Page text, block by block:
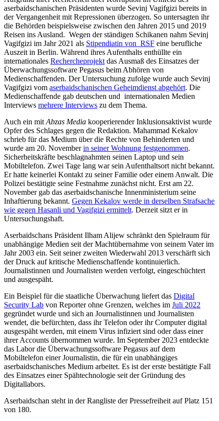
aserbaidschanischen Präsidenten wurde Sevinj Vagifgizi bereits in
der Vergangenheit mit Repressionen überzogen. So untersagten ihr
die Behörden beispielsweise zwischen den Jahren 2015 und 2019
Reisen ins Ausland. Wegen der ständigen Schikanen nahm Sevinj
Vagifgizi im Jahr 2021 als Stipendiatin von RSF eine berufliche
Auszeit in Berlin. Während ihres Aufenthalts enthüllte ein
internationales Rechercheprojekt das Ausmaß des Einsatzes der
Überwachungssoftware Pegasus beim Abhören von
Medienschaffenden. Der Untersuchung zufolge wurde auch Sevinj
Vagifgizi vom aserbaidschanischen Geheimdienst abgehört. Die
Medienschaffende gab deutschen und internationalen Medien
Interviews mehrere Interviews zu dem Thema.
Auch ein mit Abzas Media kooperierender Inklusionsaktivist wurde
Opfer des Schlages gegen die Redaktion. Mahammad Kekalov
schrieb für das Medium über die Rechte von Behinderten und
wurde am 20. Novemberin seiner Wohnung festgenommen.
Sicherheitskräfte beschlagnahmten seinen Laptop und sein
Mobiltelefon. Zwei Tage lang war sein Aufenthaltsort nicht bekannt.
Er hatte keinerlei Kontakt zu seiner Familie oder einem Anwalt. Die
Polizei bestätigte seine Festnahme zunächst nicht. Erst am 22.
November gab das aserbaidschanische Innenministerium seine
Inhaftierung bekannt. Gegen Kekalov werde in derselben Strafsache
wie gegen Hasanli und Vagifgizi ermittelt. Derzeit sitzt er in
Untersuchungshaft.
Aserbaidschans Präsident Ilham Alijew schränkt den Spielraum für
unabhängige Medien seit der Machtübernahme von seinem Vater im
Jahr 2003 ein. Seit seiner zweiten Wiederwahl 2013 verschärft sich
der Druck auf kritische Medienschaffende kontinuierlich.
Journalistinnen und Journalisten werden verfolgt, eingeschüchtert
und ausgespäht.
Ein Beispiel für die staatliche Überwachung liefert das Digital
Security Lab von Reporter ohne Grenzen, welches im Juli 2022
gegründet wurde und sich an Journalistinnen und Journalisten
wendet, die befürchten, dass ihr Telefon oder ihr Computer digital
ausgespäht werden, mit einem Virus infiziert sind oder dass einer
ihrer Accounts übernommen wurde. Im September 2023 entdeckte
das Labor die Überwachungssoftware Pegasus auf dem
Mobiltelefon einer Journalistin, die für ein unabhängiges
aserbaidschanisches Medium arbeitet. Es ist der erste bestätigte Fall
des Einsatzes einer Spähtechnologie seit der Gründung des
Digitallabors.
Aserbaidschan steht in der Rangliste der Pressefreiheit auf Platz 151
von 180.